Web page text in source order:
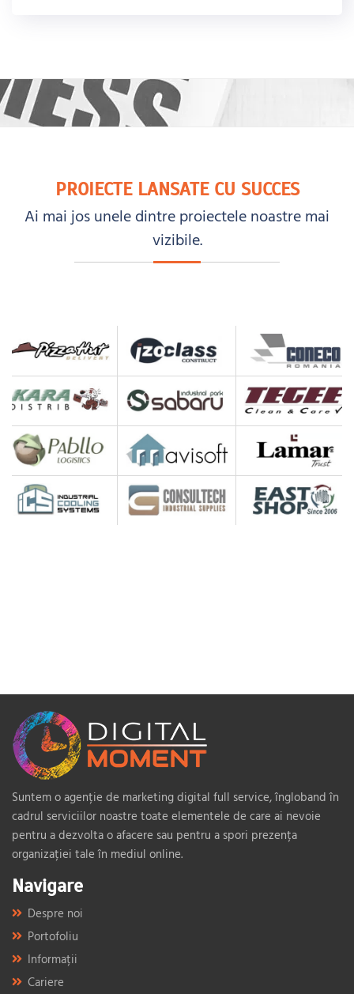
PROIECTE LANSATE CU SUCCES
Ai mai jos unele dintre proiectele noastre mai
vizibile.
Suntem o agenție de marketing digital full service, îngloband în
cadrul serviciilor noastre toate elementele de care ai nevoie
pentru a dezvolta o afacere sau pentru a spori prezența
organizației tale în mediul online.
Navigare
Despre noi
Portofoliu
Informații
Cariere